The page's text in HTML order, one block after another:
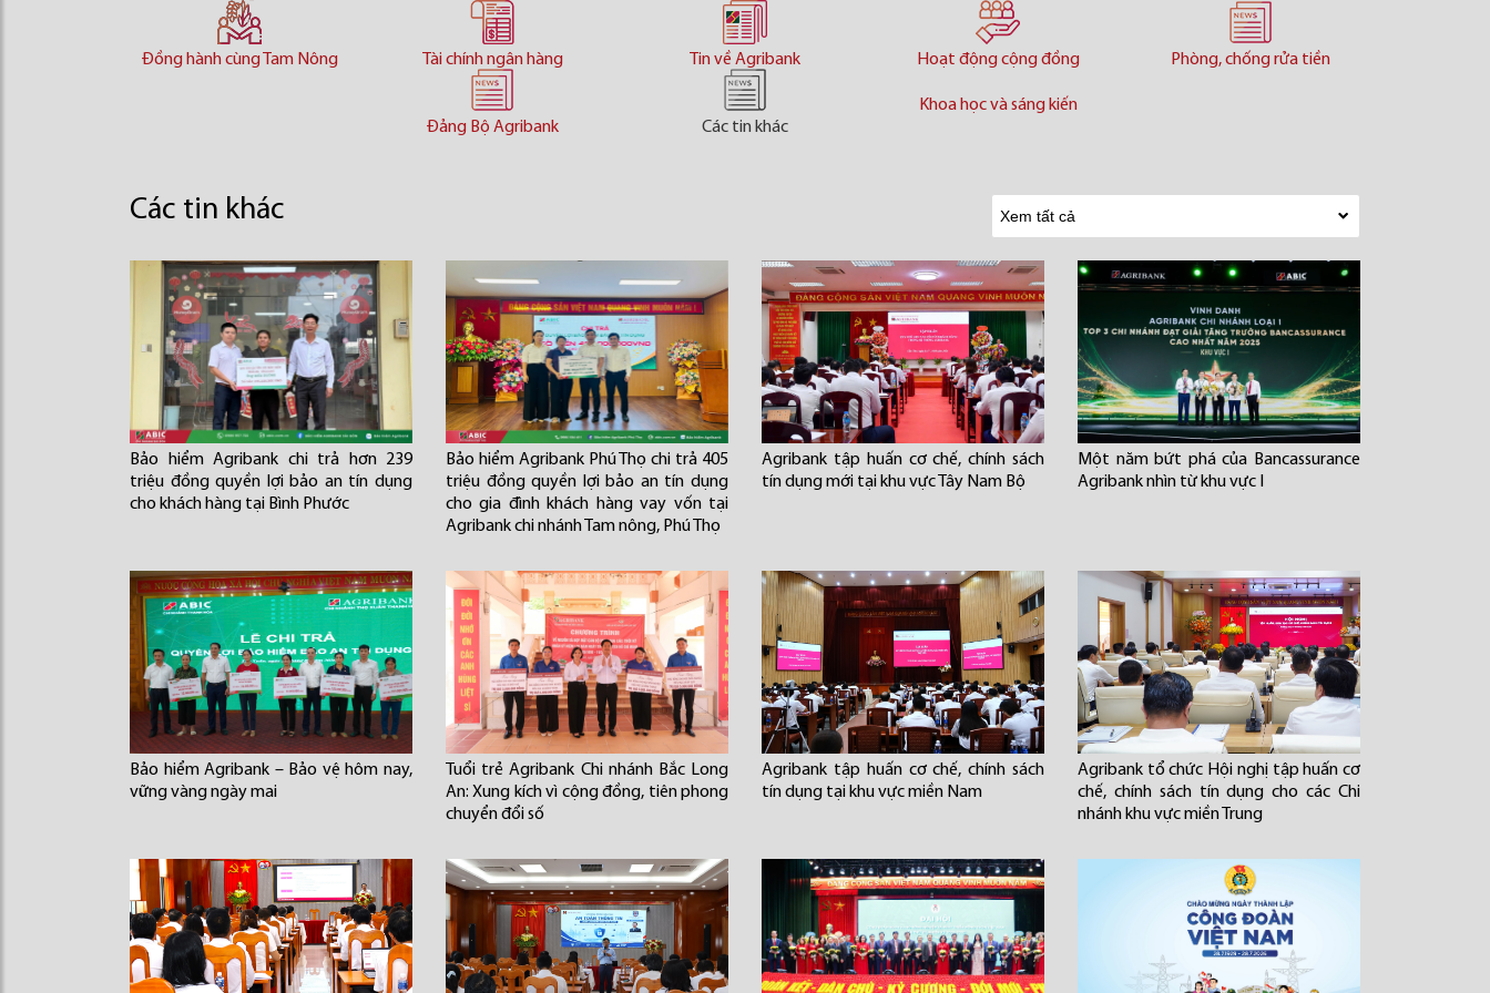
Đồng hành cùng Tam Nông Tài chính ngân hàng Tin về Agribank Hoạt động cộng đồng Phòng, chống rửa tiền
Đảng Bộ Agribank Các tin khác
Khoa học và sáng kiến
Các tin khác
Bảo hiểm Agribank chi trả hơn 239
triệu đồng quyền lợi bảo an tín dụng
cho khách hàng tại Bình Phước
Bảo hiểm Agribank Phú Thọ chi trả 405
triệu đồng quyền lợi bảo an tín dụng
cho gia đình khách hàng vay vốn tại
Agribank chi nhánh Tam nông, Phú Thọ
Agribank tập huấn cơ chế, chính sách
tín dụng mới tại khu vực Tây Nam Bộ
Một năm bứt phá của Bancassurance
Agribank nhìn từ khu vực I
Bảo hiểm Agribank – Bảo vệ hôm nay,
vững vàng ngày mai
Tuổi trẻ Agribank Chi nhánh Bắc Long
An: Xung kích vì cộng đồng, tiên phong
chuyển đổi số
Agribank tập huấn cơ chế, chính sách
tín dụng tại khu vực miền Nam
Agribank tổ chức Hội nghị tập huấn cơ
chế, chính sách tín dụng cho các Chi
nhánh khu vực miền Trung